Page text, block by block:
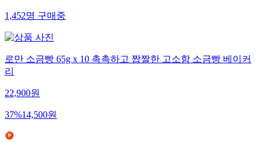
1,452명 구매중
로만 소금빵 65g x 10 촉촉하고 짭짤한 고소함 소금빵 베이커
리
22,900원
37%14,500원